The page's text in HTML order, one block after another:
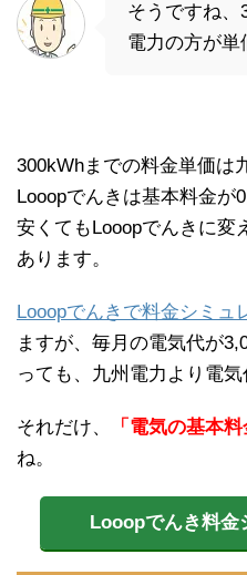
そうですね、
電力の方が単
300kWhまでの料金単価は
Looopでんきは基本料金が
安くてもLooopでんきに変
あります。
Looopでんきで料金シミュ
ますが、毎月の電気代が
っても、九州電力より電気
それだけ、 「電気の基本料
ね。
Looopでんき料金